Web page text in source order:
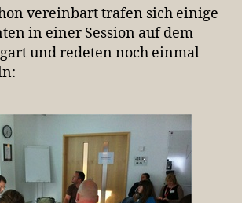
vereinbart trafen sich einige
in einer Session auf dem
und redeten noch einmal